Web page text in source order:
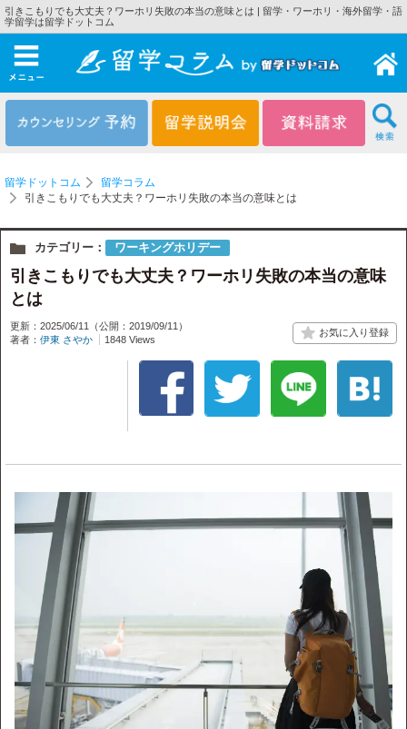
引きこもりでも大丈夫？ワーホリ失敗の本当の意味とは | 留学・ワーホリ・海外留学・語
学留学は留学ドットコム
メニュー
留学ドットコム
留学コラム
引きこもりでも大丈夫？ワーホリ失敗の本当の意味とは
カテゴリー： ワーキングホリデー
引きこもりでも大丈夫？ワーホリ失敗の本当の意味
とは
更新：2025/06/11
（公開：2019/09/11）
著者： 伊東 さやか 1848 Views